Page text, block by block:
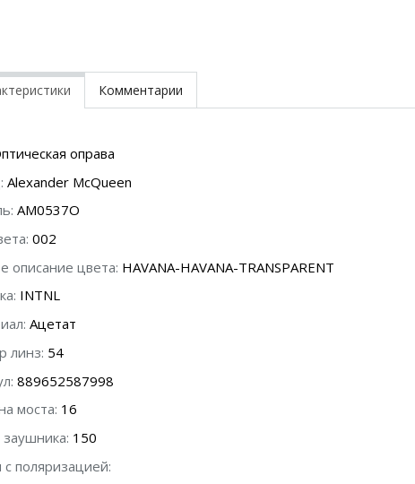
Комментарии
оправа
Alexander McQueen
AM0537O
002
описание цвета: HAVANA-HAVANA-TRANSPARENT
INTNL
Ацетат
линз: 54
889652587998
моста: 16
150
поляризацией: